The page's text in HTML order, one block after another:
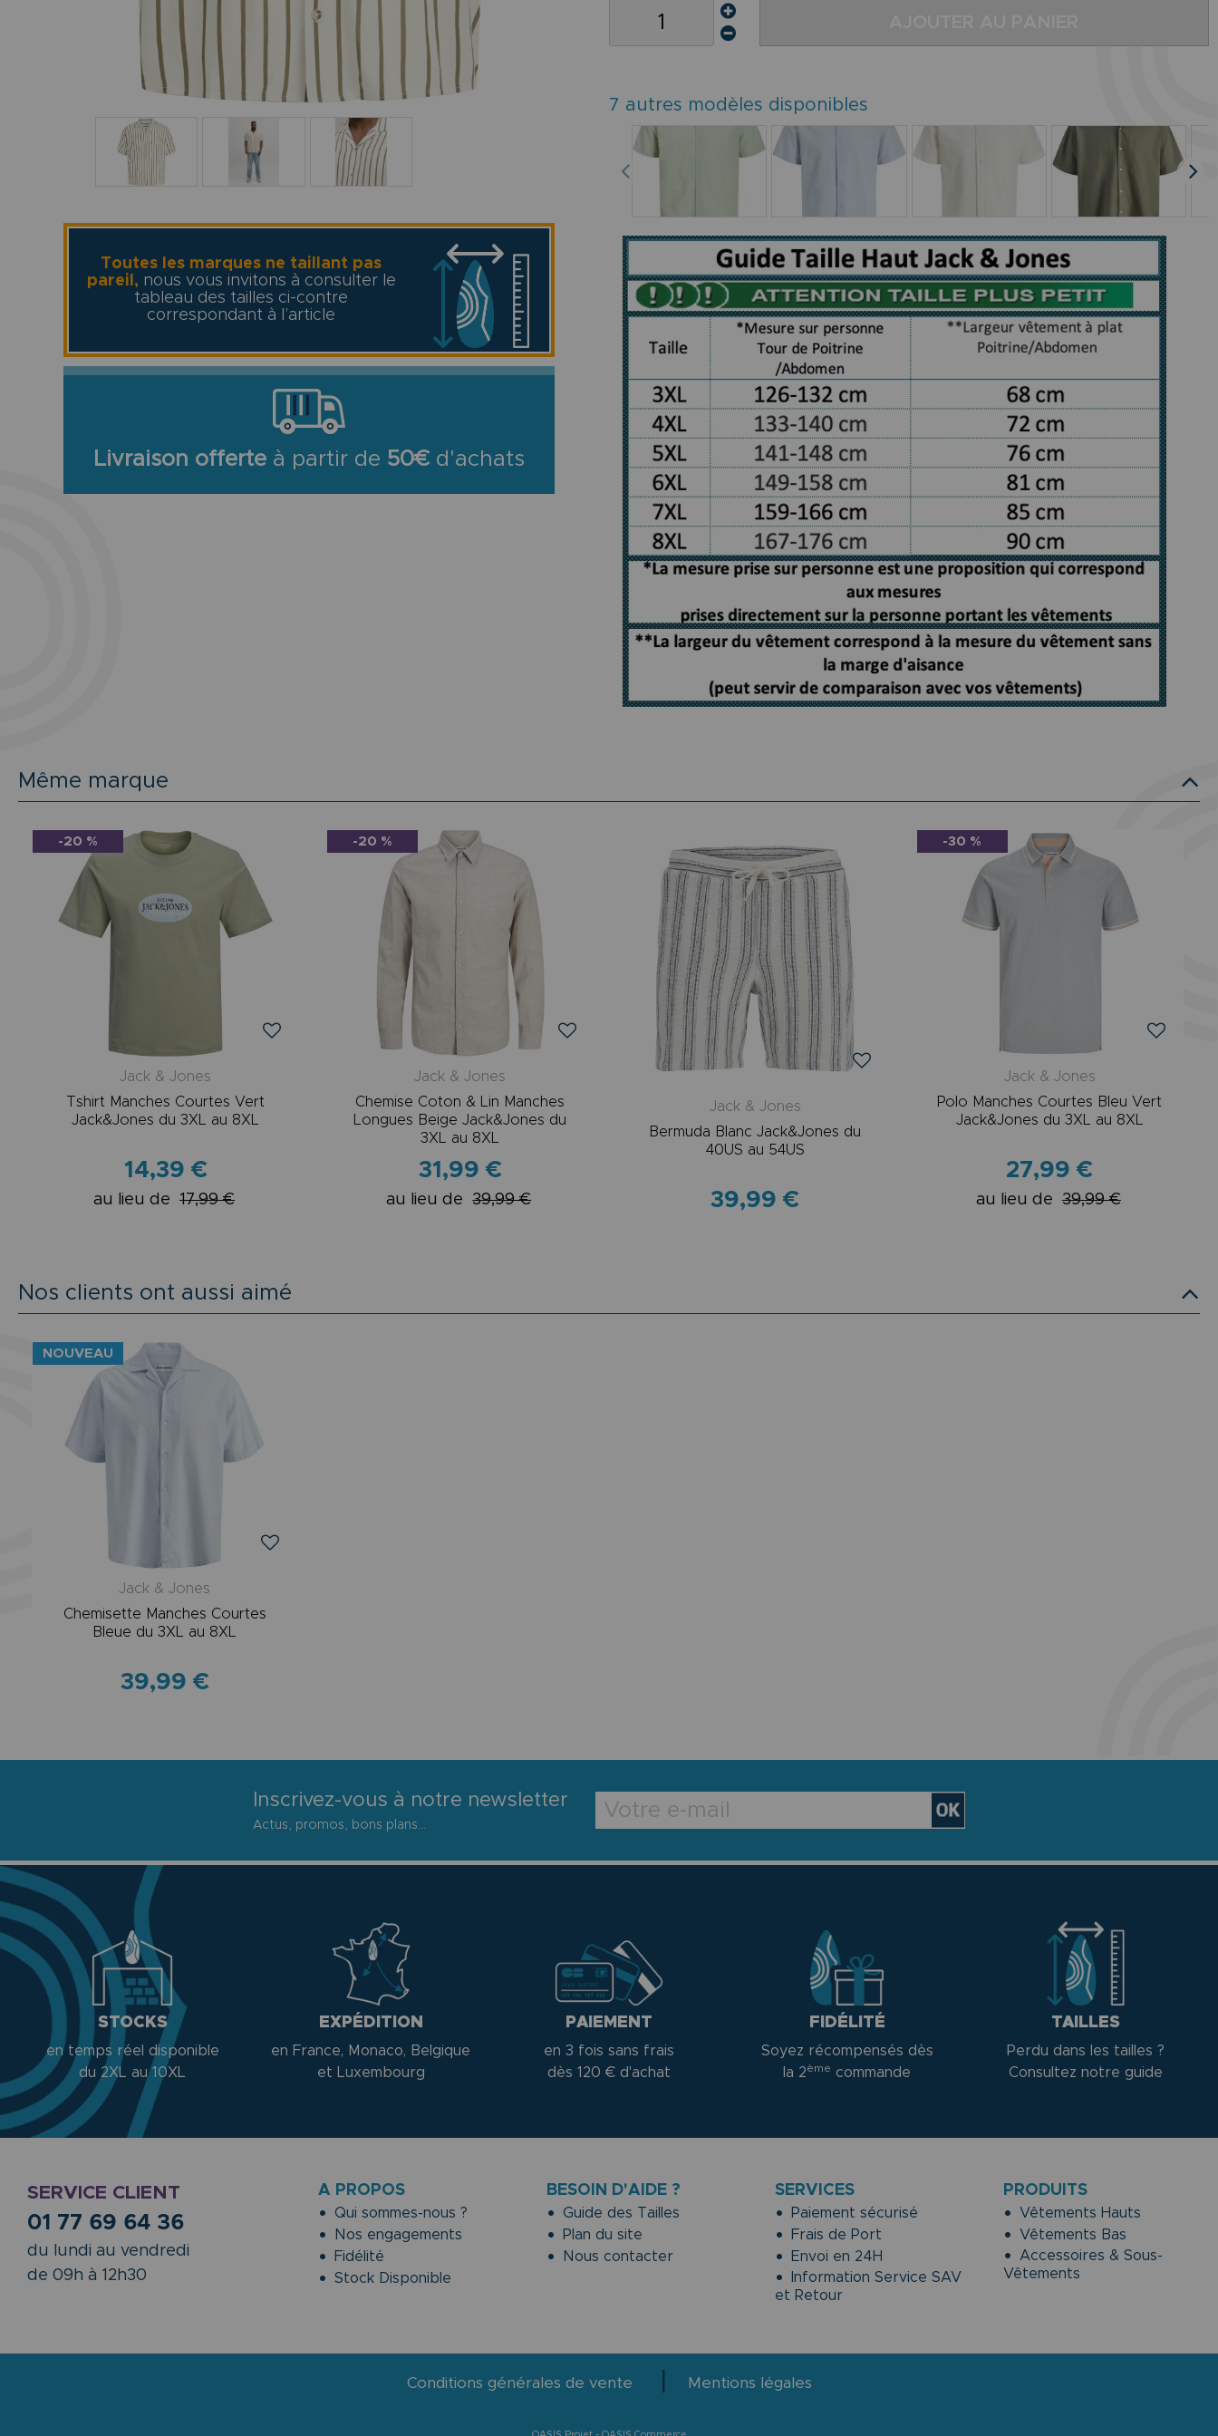
Toutes les marques ne taillant pas
pareil, nous vous invitons à consulter le
tableau des tailles ci-contre
correspondant à l’article
Livraison offerte à partir de 50€ d'achats
7 autres modèles disponibles
Même marque
-20 %
Jack & Jones
Tshirt Manches Courtes Vert
Jack&Jones du 3XL au 8XL
14,39 €
au lieu de 17,99 €
-20 %
Jack & Jones
Chemise Coton & Lin Manches
Longues Beige Jack&Jones du
3XL au 8XL
31,99 €
au lieu de 39,99 €
Jack & Jones
Bermuda Blanc Jack&Jones du
40US au 54US
39,99 €
-30 %
Jack & Jones
Polo Manches Courtes Bleu Vert
Jack&Jones du 3XL au 8XL
27,99 €
au lieu de 39,99 €
Nos clients ont aussi aimé
NOUVEAU
Jack & Jones
Chemisette Manches Courtes
Bleue du 3XL au 8XL
39,99 €
Inscrivez-vous à notre newsletter
Actus, promos, bons plans...
STOCKS
en temps réel disponible
du 2XL au 10XL
EXPÉDITION
en France, Monaco, Belgique
et Luxembourg
PAIEMENT
en 3 fois sans frais
dès 120 € d'achat
FIDÉLITÉ
Soyez récompensés dès
la 2ème commande
TAILLES
Perdu dans les tailles ?
Consultez notre guide
SERVICE CLIENT
01 77 69 64 36
du lundi au vendredi
de 09h à 12h30
A PROPOS
Qui sommes-nous ?
Nos engagements
Fidélité
Stock Disponible
BESOIN D'AIDE ?
Guide des Tailles
Plan du site
Nous contacter
SERVICES
Paiement sécurisé
Frais de Port
Envoi en 24H
Information Service SAV
et Retour
PRODUITS
Vêtements Hauts
Vêtements Bas
Accessoires & Sous-
Vêtements
Conditions générales de vente Mentions légales